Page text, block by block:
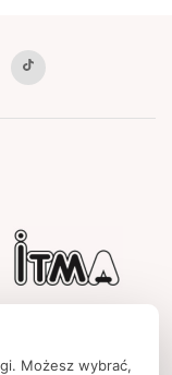
Możesz wybrać,